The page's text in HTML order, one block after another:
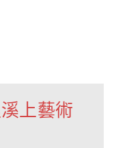
上藝術